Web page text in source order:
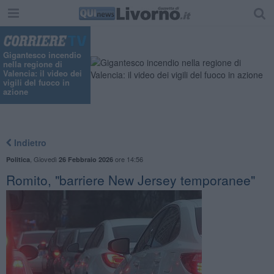
Gigantesco incendio
nella regione di
Valencia: il video dei
vigili del fuoco in
azione
Indietro
Politica Giovedì 26 Febbraio 2026ore 14:56
Romito, "barriere New Jersey temporanee"